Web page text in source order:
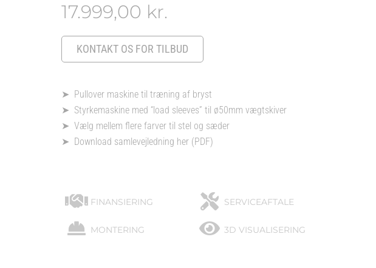
17.999,00 kr.
KONTAKT OS FOR TILBUD
➤ Pullover maskine til træning af bryst
➤ Styrkemaskine med “load sleeves” til ø50mm vægtskiver
➤ Vælg mellem flere farver til stel og sæder
➤ Download samlevejledning her (PDF)
FINANSIERING SERVICEAFTALE
MONTERING 3D VISUALISERING